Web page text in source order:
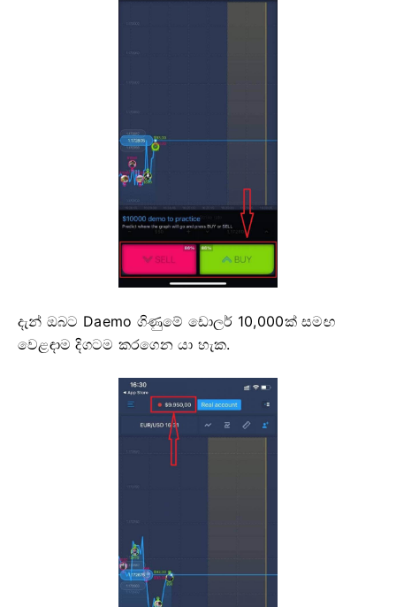
දැන් ඔබට Daemo ගිණුමේ ඩොලර් 10,000ක් සමඟ
වෙළඳාම දිගටම කරගෙන යා හැක.